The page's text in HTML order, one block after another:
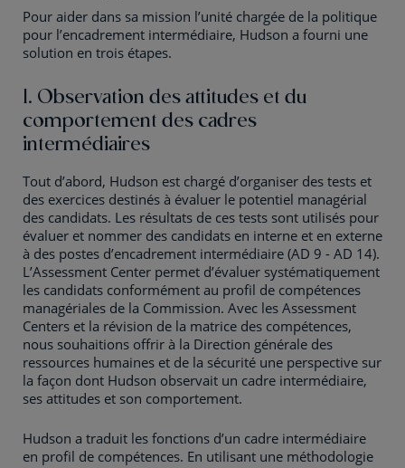
Pour aider dans sa mission l’unité chargée de la politique
pour l’encadrement intermédiaire, Hudson a fourni une
solution en trois étapes.
1. Observation des attitudes et du
comportement des cadres
intermédiaires
Tout d’abord, Hudson est chargé d’organiser des tests et
des exercices destinés à évaluer le potentiel managérial
des candidats. Les résultats de ces tests sont utilisés pour
évaluer et nommer des candidats en interne et en externe
à des postes d’encadrement intermédiaire (AD 9 - AD 14).
L’Assessment Center permet d’évaluer systématiquement
les candidats conformément au profil de compétences
managériales de la Commission. Avec les Assessment
Centers et la révision de la matrice des compétences,
nous souhaitions offrir à la Direction générale des
ressources humaines et de la sécurité une perspective sur
la façon dont Hudson observait un cadre intermédiaire,
ses attitudes et son comportement.
Hudson a traduit les fonctions d’un cadre intermédiaire
en profil de compétences. En utilisant une méthodologie